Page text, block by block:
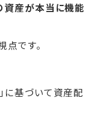
資産が本当に機能
です。
に基づいて資産配